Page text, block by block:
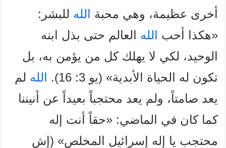
أخرى عظيمة، وهي محبة
الله للبشر:
«هكذا أحب
الله العالم حتى بذل ابنه
الوحيد، لكي لا يهلك كل من يؤمن به، بل
تكون له الحياة
الأبدية» (يو 3: 16). الله لم
يعد صامتاً، ولم يعد محتجباً بعيداً عن أنيننا
كما كان في الماضي: «حقاً أنت إله
محتجب يا إله إسرائيل المخلص» (إش